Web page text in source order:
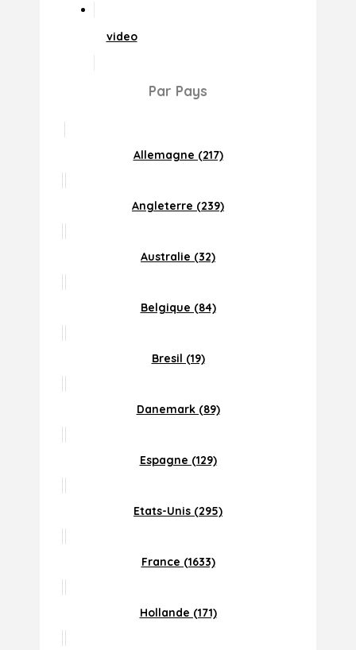
video
Par Pays
Allemagne (217)
Angleterre (239)
Australie (32)
Belgique (84)
Bresil (19)
Danemark (89)
Espagne (129)
Etats-Unis (295)
France (1633)
Hollande (171)